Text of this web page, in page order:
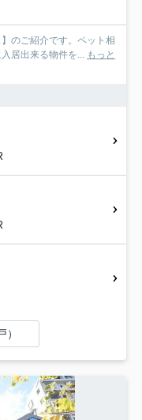
のご紹介です。ペット相
居出来る物件を... もっと